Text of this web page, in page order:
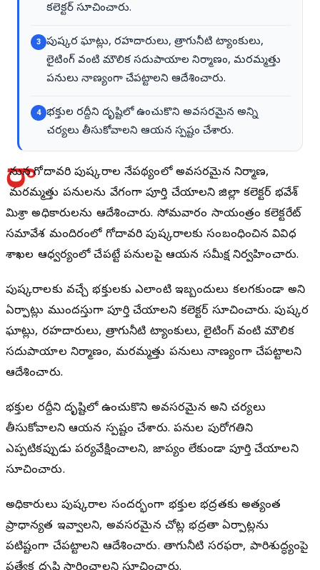
కలెక్టర్ సూచించారు.
3
పుష్కర ఘాట్లు, రహదారులు, త్రాగునీటి ట్యాంకులు,
లైటింగ్ వంటి మౌలిక సదుపాయాల నిర్మాణం, మరమ్మత్తు
పనులు నాణ్యంగా చేపట్టాలని ఆదేశించారు.
4
భక్తుల రద్దీని దృష్టిలో ఉంచుకొని అవసరమైన అన్ని
చర్యలు తీసుకోవాలని ఆయన స్పష్టం చేశారు.
నున్న గోదావరి పుష్కరాల నేపథ్యంలో అవసరమైన నిర్మాణ,
మరమ్మత్తు పనులను వేగంగా పూర్తి చేయాలని జిల్లా కలెక్టర్ భవేశ్
మిశ్రా అధికారులను ఆదేశించారు. సోమవారం సాయంత్రం కలెక్టరేట్
సమావేశ మందిరంలో గోదావరి పుష్కరాలకు సంబంధించిన వివిధ
శాఖల ఆధ్వర్యంలో చేపట్టే పనులపై ఆయన సమీక్ష నిర్వహించారు.
పుష్కరాలకు వచ్చే భక్తులకు ఎలాంటి ఇబ్బందులు కలగకుండా అన్ని
ఏర్పాట్లు ముందస్తుగా పూర్తి చేయాలని కలెక్టర్ సూచించారు. పుష్కర
ఘాట్లు, రహదారులు, త్రాగునీటి ట్యాంకులు, లైటింగ్ వంటి మౌలిక
సదుపాయాల నిర్మాణం, మరమ్మత్తు పనులు నాణ్యంగా చేపట్టాలని
ఆదేశించారు.
భక్తుల రద్దీని దృష్టిలో ఉంచుకొని అవసరమైన అన్ని చర్యలు
తీసుకోవాలని ఆయన స్పష్టం చేశారు. పనుల పురోగతిని
ఎప్పటికప్పుడు పర్యవేక్షించాలని, జాప్యం లేకుండా పూర్తి చేయాలని
సూచించారు.
అధికారులు పుష్కరాల సందర్భంగా భక్తుల భద్రతకు అత్యంత
ప్రాధాన్యత ఇవ్వాలని, అవసరమైన చోట్ల భద్రతా ఏర్పాట్లను
పటిష్టంగా చేపట్టాలని ఆదేశించారు. తాగునీటి సరఫరా, పారిశుద్ధ్యంపై